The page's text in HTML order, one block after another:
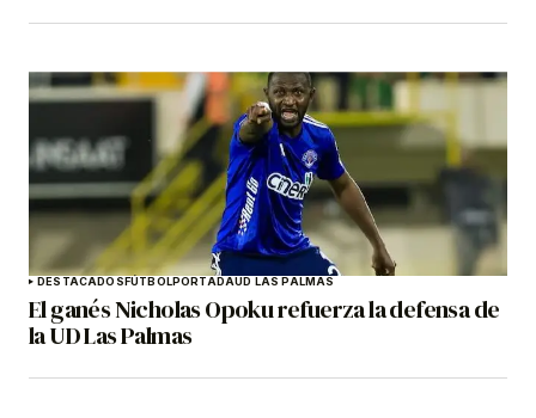
DESTACADOSFÚTBOLPORTADAUD LAS PALMAS
El ganés Nicholas Opoku refuerza la defensa de
la UD Las Palmas